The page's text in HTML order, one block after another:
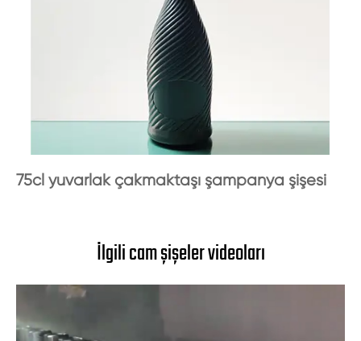
75cl yuvarlak çakmaktaşı şampanya şişesi
İlgili cam şişeler videoları